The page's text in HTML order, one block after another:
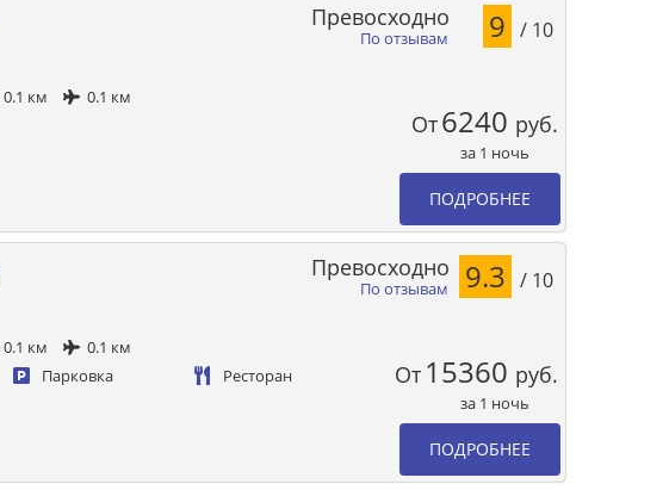
0.1 км
0.1 км
По отзывам
Превосходно 9 / 10
От6240 руб.
за 1 ночь
ПОДРОБНЕЕ
0.1 км
0.1 км
Парковка
Ресторан
По отзывам
Превосходно 9.3 / 10
От 15360 руб.
за 1 ночь
ПОДРОБНЕЕ